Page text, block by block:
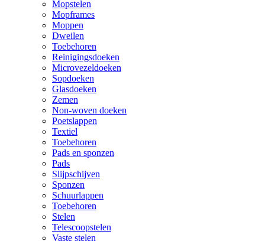
Mopstelen
Mopframes
Moppen
Dweilen
Toebehoren
Reinigingsdoeken
Microvezeldoeken
Sopdoeken
Glasdoeken
Zemen
Non-woven doeken
Poetslappen
Textiel
Toebehoren
Pads en sponzen
Pads
Slijpschijven
Sponzen
Schuurlappen
Toebehoren
Stelen
Telescoopstelen
Vaste stelen